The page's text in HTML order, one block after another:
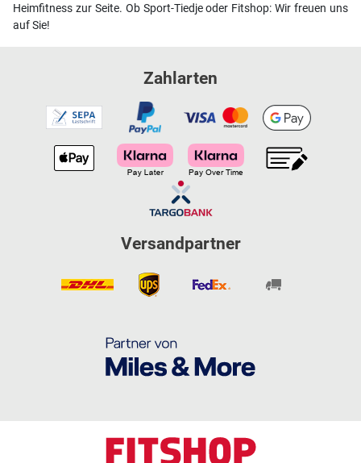
Heimfitness zur Seite. Ob Sport-Tiedje oder Fitshop: Wir freuen uns
auf Sie!
Zahlarten
Versandpartner